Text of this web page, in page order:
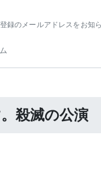
録のメールアドレスをお知ら
殺滅の公演